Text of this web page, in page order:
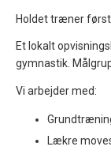
Holdet træner
Et lokalt
gymnastik.
Vi arbejder med:
Lækre